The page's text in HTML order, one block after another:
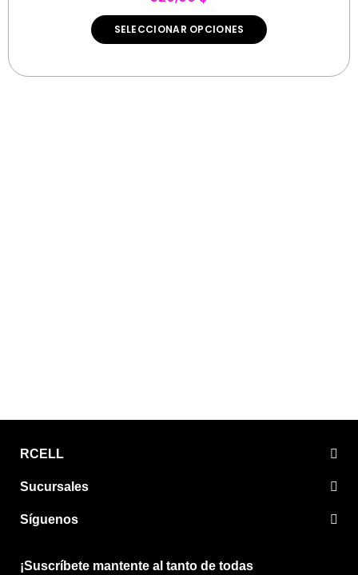
SELECCIONAR OPCIONES
RCELL
Sucursales
Síguenos
¡Suscríbete mantente al tanto de todas